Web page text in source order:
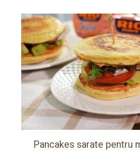
Pancakes sarate pentru